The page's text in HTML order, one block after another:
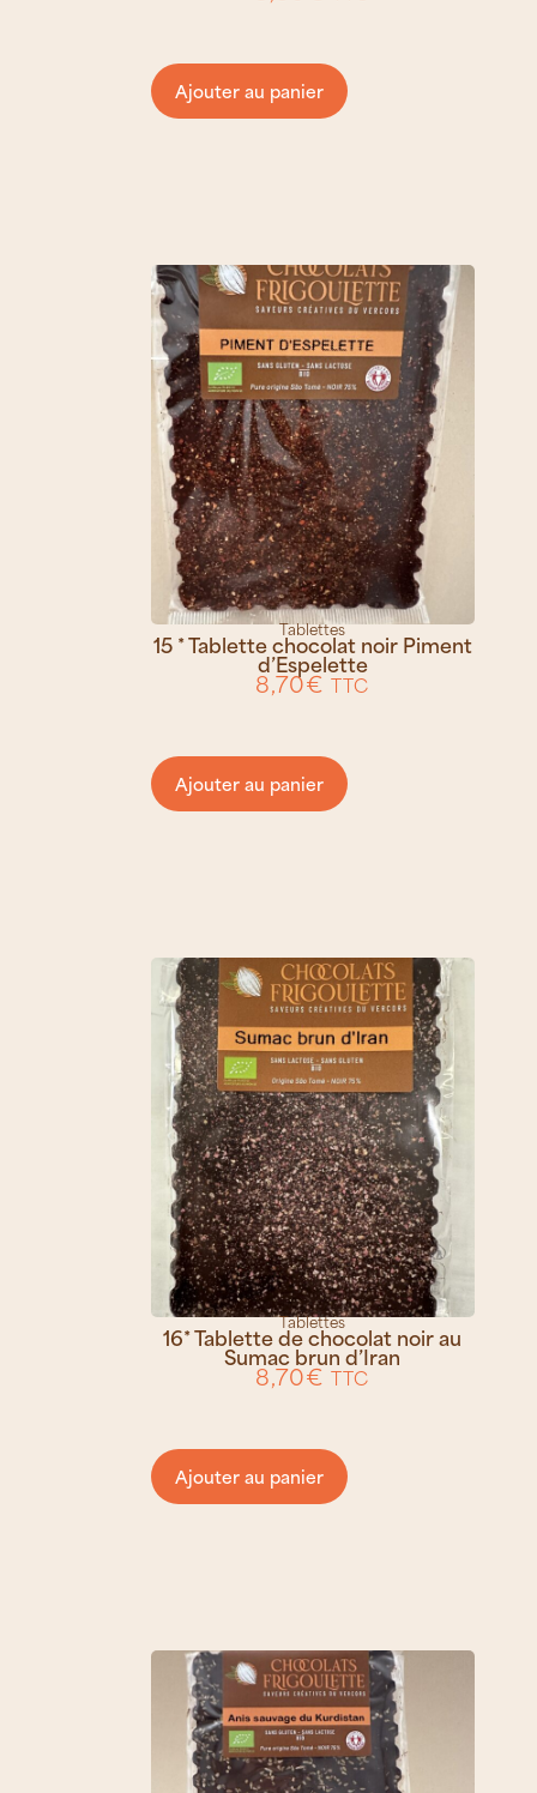
Ajouter au panier
Tablettes
15 * Tablette chocolat noir Piment
d’Espelette
8,70€ TTC
Ajouter au panier
Tablettes
16* Tablette de chocolat noir au
Sumac brun d’Iran
8,70€ TTC
Ajouter au panier